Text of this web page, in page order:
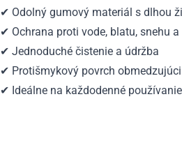
✔ Odolný gumový materiál s dlhou
✔ Ochrana proti vode, blatu, snehu
✔ Jednoduché čistenie a údržba
✔ Protišmykový povrch
✔ Ideálne na každodenné